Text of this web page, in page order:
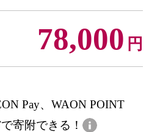
78,000 円
Pay、WAON POINT
寄附できる！